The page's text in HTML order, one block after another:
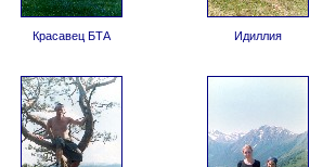
Красавец БТА Идиллия